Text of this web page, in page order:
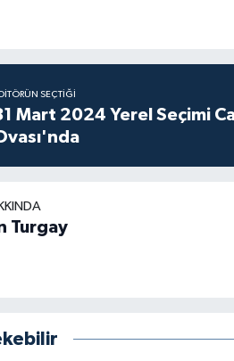
SEÇTIĞI
Mart 2024 Yerel Seçimi
Turgay